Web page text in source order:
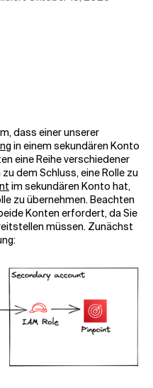
dass einer unserer
in einem sekundären Konto
eine Reihe verschiedener
dem Schluss, eine Rolle zu
im sekundären Konto hat,
zu übernehmen. Beachten
Konten erfordert, da Sie
müssen. Zunächst